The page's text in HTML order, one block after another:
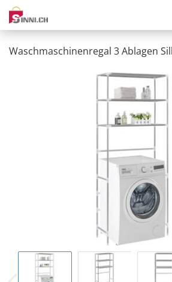
Waschmaschinenregal 3 Ablagen